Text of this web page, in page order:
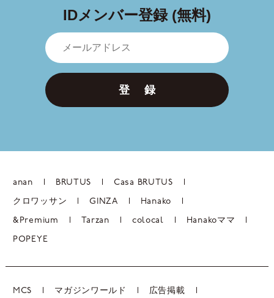
IDメンバー登録 (無料)
登 録
anan BRUTUS Casa BRUTUS
クロワッサン GINZA Hanako
&Premium Tarzan colocal Hanakoママ
POPEYE
MCS マガジンワールド 広告掲載